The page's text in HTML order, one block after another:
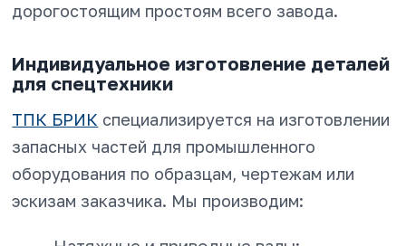
дорогостоящим простоям всего завода.
Индивидуальное изготовление деталей
для спецтехники
ТПК БРИК специализируется на изготовлении
запасных частей для промышленного
оборудования по образцам, чертежам или
эскизам заказчика. Мы производим: